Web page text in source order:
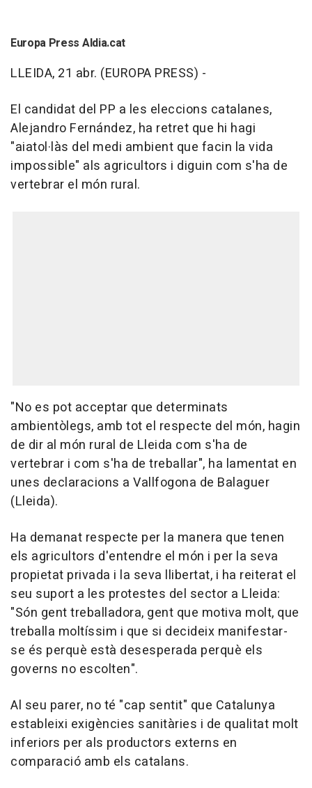
Europa Press Aldia.cat
LLEIDA, 21 abr. (EUROPA PRESS) -
El candidat del PP a les eleccions catalanes,
Alejandro Fernández, ha retret que hi hagi
"aiatol·làs del medi ambient que facin la vida
impossible" als agricultors i diguin com s'ha de
vertebrar el món rural.
"No es pot acceptar que determinats
ambientòlegs, amb tot el respecte del món, hagin
de dir al món rural de Lleida com s'ha de
vertebrar i com s'ha de treballar", ha lamentat en
unes declaracions a Vallfogona de Balaguer
(Lleida).
Ha demanat respecte per la manera que tenen
els agricultors d'entendre el món i per la seva
propietat privada i la seva llibertat, i ha reiterat el
seu suport a les protestes del sector a Lleida:
"Són gent treballadora, gent que motiva molt, que
treballa moltíssim i que si decideix manifestar-
se és perquè està desesperada perquè els
governs no escolten".
Al seu parer, no té "cap sentit" que Catalunya
estableixi exigències sanitàries i de qualitat molt
inferiors per als productors externs en
comparació amb els catalans.